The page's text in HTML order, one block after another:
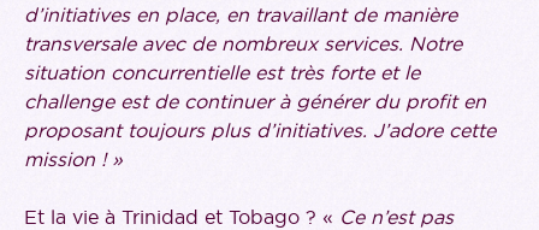
d’initiatives en place, en travaillant de manière
transversale avec de nombreux services. Notre
situation concurrentielle est très forte et le
challenge est de continuer à générer du profit en
proposant toujours plus d’initiatives. J’adore cette
mission ! »
Et la vie à Trinidad et Tobago ? « Ce n’est pas